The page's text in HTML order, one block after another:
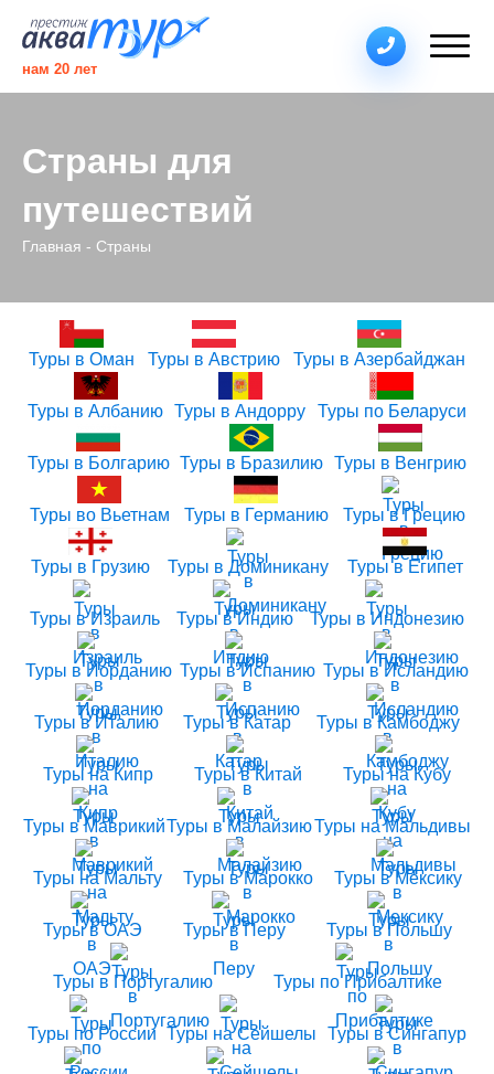
нам 20 лет
Страны для
путешествий
Главная Страны
Туры в Оман Туры в Австрию Туры в Азербайджан
Туры в Албанию Туры в Андорру Туры по Беларуси
Туры в Болгарию Туры в Бразилию Туры в Венгрию
Туры во Вьетнам Туры в Германию Туры в Грецию
Туры в Грузию Туры в Доминикану Туры в Египет
Туры в Израиль Туры в Индию Туры в Индонезию
Туры в Иорданию Туры в Испанию Туры в Исландию
Туры в Италию Туры в Катар Туры в Камбоджу
Туры на Кипр Туры в Китай Туры на Кубу
Туры в МаврикийТуры в МалайзиюТуры на Мальдивы
Туры на Мальту Туры в Марокко Туры в Мексику
Туры в ОАЭ Туры в Перу Туры в Польшу
Туры в Португалию Туры по Прибалтике
Туры по России Туры на Сейшелы Туры в Сингапур